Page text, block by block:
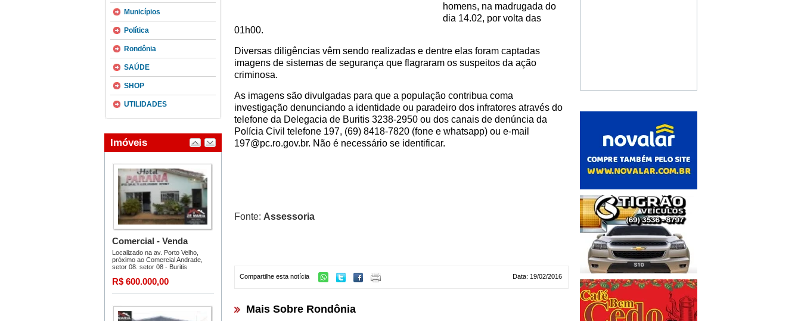
Municípios
Política
Rondônia
SAÚDE
SHOP
UTILIDADES
homens, na madrugada do
dia 14.02, por volta das
01h00.
Diversas diligências vêm sendo realizadas e dentre elas foram captadas
imagens de sistemas de segurança que flagraram os suspeitos da ação
criminosa.
As imagens são divulgadas para que a população contribua coma
investigação denunciando a identidade ou paradeiro dos infratores através do
telefone da Delegacia de Buritis 3238-2950 ou dos canais de denúncia da
Polícia Civil telefone 197, (69) 8418-7820 (fone e whatsapp) ou e-mail
197@pc.ro.gov.br. Não é necessário se identificar.
Fonte: Assessoria
Data: 19/02/2016
Compartilhe esta notícia
Mais Sobre Rondônia